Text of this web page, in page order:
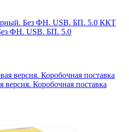
ККТ
ФН. USB. БП. 5.0
версия. Коробочная поставка